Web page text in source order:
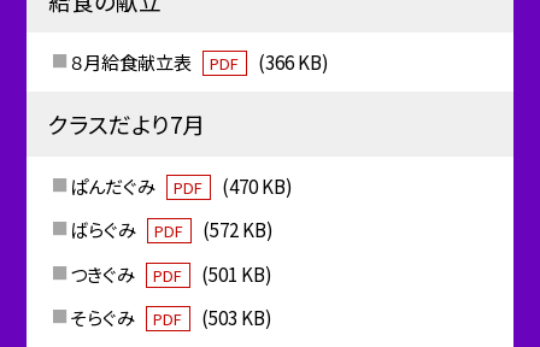
８月給食献立表 PDF (366 KB)
クラスだより7月
ぱんだぐみ PDF
(470 KB)
ばらぐみ
PDF
(572 KB)
つきぐみ
PDF
(501 KB)
そらぐみ
PDF
(503 KB)